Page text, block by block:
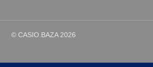
© CASIO.BAZA 2026